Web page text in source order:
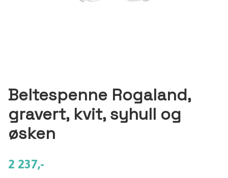
Beltespenne Rogaland,
gravert, kvit, syhull og
øsken
2 237,-